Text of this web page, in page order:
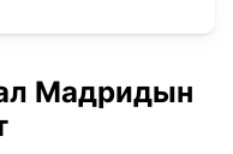
Мадридын